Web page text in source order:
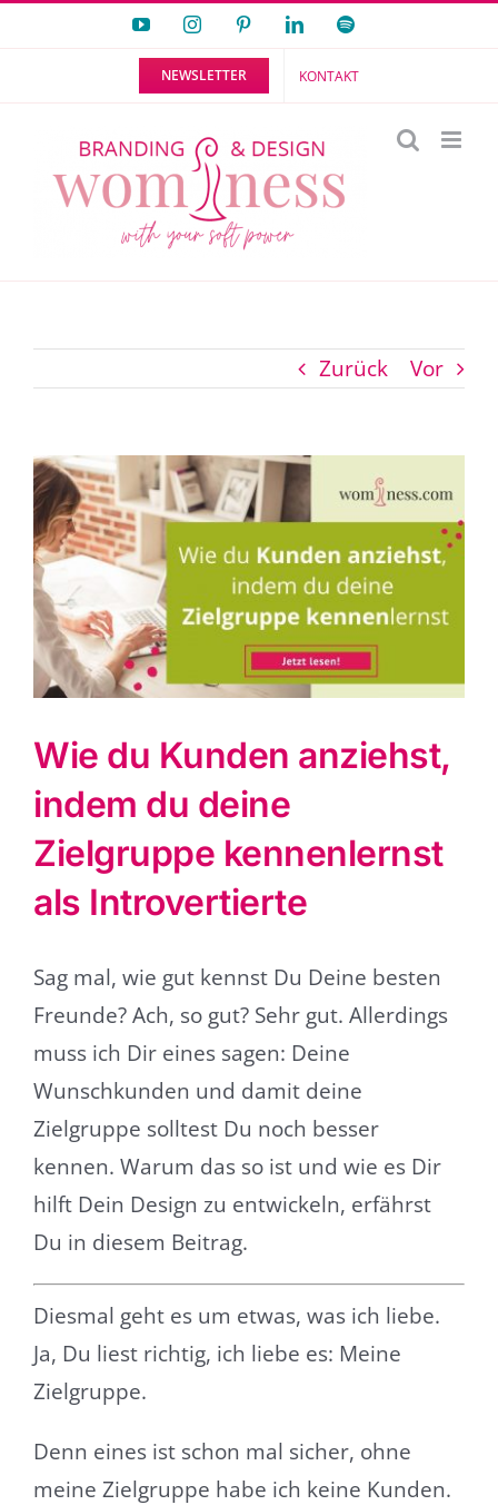
YouTubeInstagramPinterestLinkedInSpotify
NEWSLETTER KONTAKT
Zurück Vor
Zeige
grösseres
Bild
Wie du Kunden anziehst,
indem du deine
Zielgruppe kennenlernst
als Introvertierte
Sag mal, wie gut kennst Du Deine besten
Freunde? Ach, so gut? Sehr gut. Allerdings
muss ich Dir eines sagen: Deine
Wunschkunden und damit deine
Zielgruppe solltest Du noch besser
kennen. Warum das so ist und wie es Dir
hilft Dein Design zu entwickeln, erfährst
Du in diesem Beitrag.
Diesmal geht es um etwas, was ich liebe.
Ja, Du liest richtig, ich liebe es: Meine
Zielgruppe.
Denn eines ist schon mal sicher, ohne
meine Zielgruppe habe ich keine Kunden.